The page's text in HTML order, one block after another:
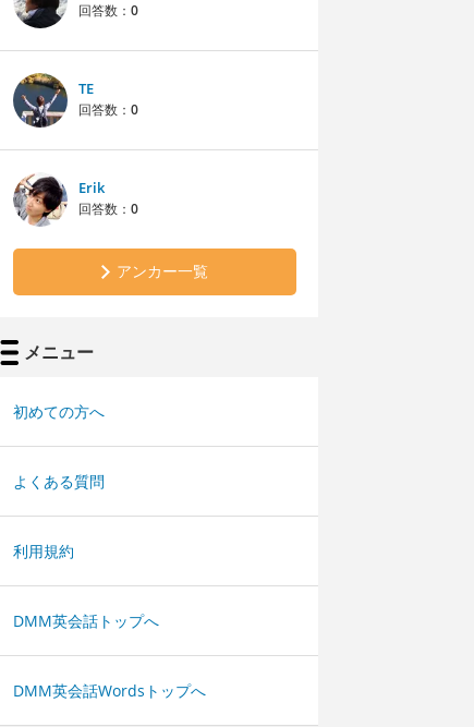
回答数： 0
TE
回答数： 0
Erik
回答数： 0
アンカー一覧
メニュー
初めての方へ
よくある質問
利用規約
DMM英会話トップへ
DMM英会話Wordsトップへ